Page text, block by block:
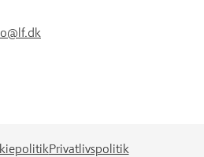
Privatlivspolitik